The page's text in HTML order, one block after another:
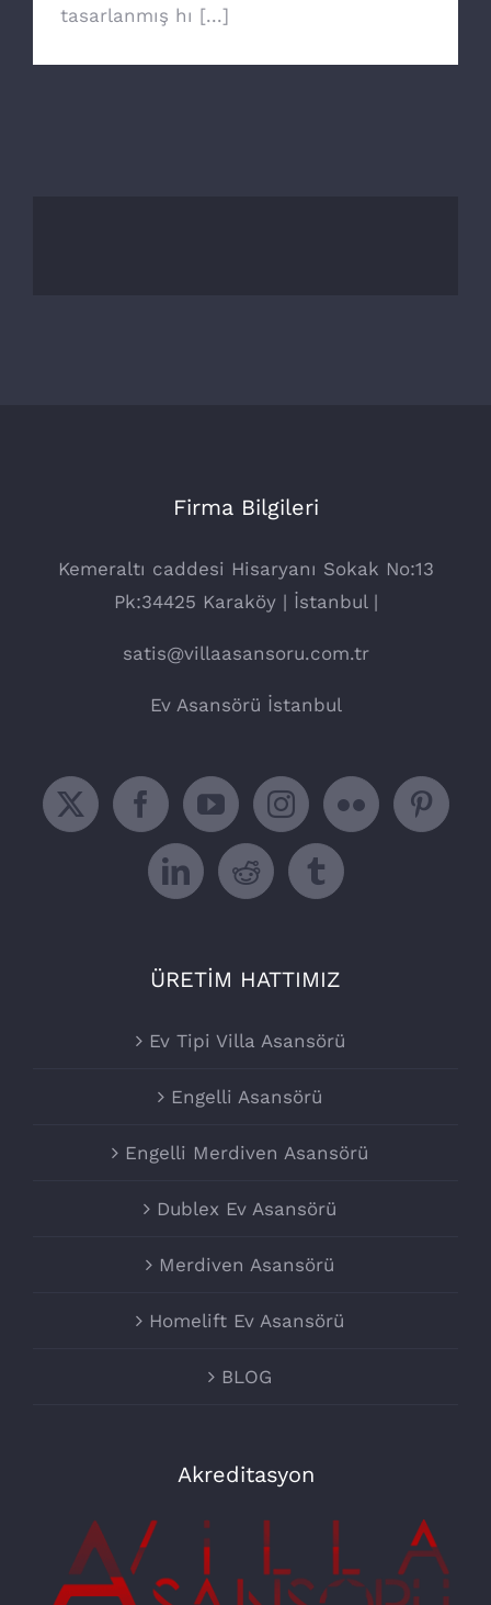
tasarlanmış hı [...]
Firma Bilgileri
Kemeraltı caddesi Hisaryanı Sokak No:13
Pk:34425 Karaköy | İstanbul |
satis@villaasansoru.com.tr
Ev Asansörü İstanbul
ÜRETİM HATTIMIZ
Ev Tipi Villa Asansörü
Engelli Asansörü
Engelli Merdiven Asansörü
Dublex Ev Asansörü
Merdiven Asansörü
Homelift Ev Asansörü
BLOG
Akreditasyon